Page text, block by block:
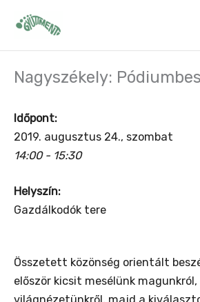
Nagyszékely:
Időpont:
2019. augusztus 24., szombat
14:00 - 15:30
Helyszín:
Gazdálkodók tere
Összetett közönség orientált
először kicsit mesélünk magunkról,